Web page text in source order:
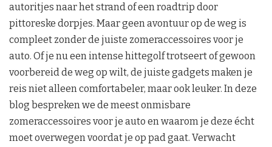
autoritjes naar het strand of een roadtrip door
pittoreske dorpjes. Maar geen avontuur op de weg is
compleet zonder de juiste zomeraccessoires voor je
auto. Of je nu een intense hittegolf trotseert of gewoon
voorbereid de weg op wilt, de juiste gadgets maken je
reis niet alleen comfortabeler, maar ook leuker. In deze
blog bespreken we de meest onmisbare
zomeraccessoires voor je auto en waarom je deze écht
moet overwegen voordat je op pad gaat. Verwacht